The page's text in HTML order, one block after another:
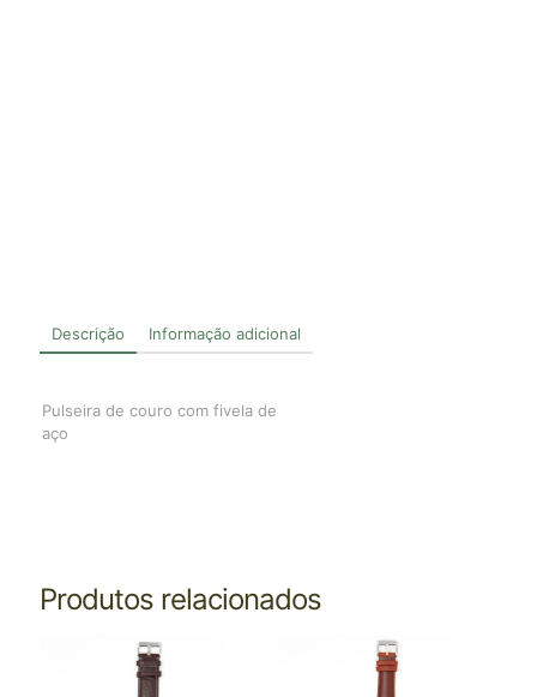
Descrição Informação adicional
Pulseira de couro com fivela de
aço
Produtos relacionados